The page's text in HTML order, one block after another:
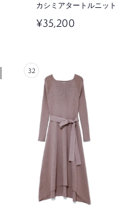
カシミアタートルニット
¥35,200